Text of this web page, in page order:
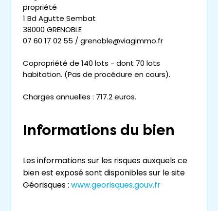
propriété
1 Bd Agutte Sembat
38000 GRENOBLE
07 60 17 02 55 / grenoble@viagimmo.fr
Copropriété de 140 lots - dont 70 lots
habitation. (Pas de procédure en cours).
Charges annuelles : 717.2 euros.
Informations du bien
Les informations sur les risques auxquels ce
bien est exposé sont disponibles sur le site
Géorisques : www.georisques.gouv.fr